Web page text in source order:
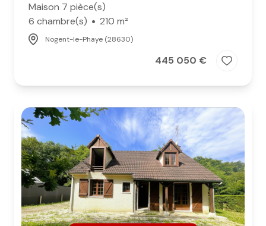
Maison 7 pièce(s)
6 chambre(s)
210 m²
Nogent-le-Phaye (28630)
445 050 €